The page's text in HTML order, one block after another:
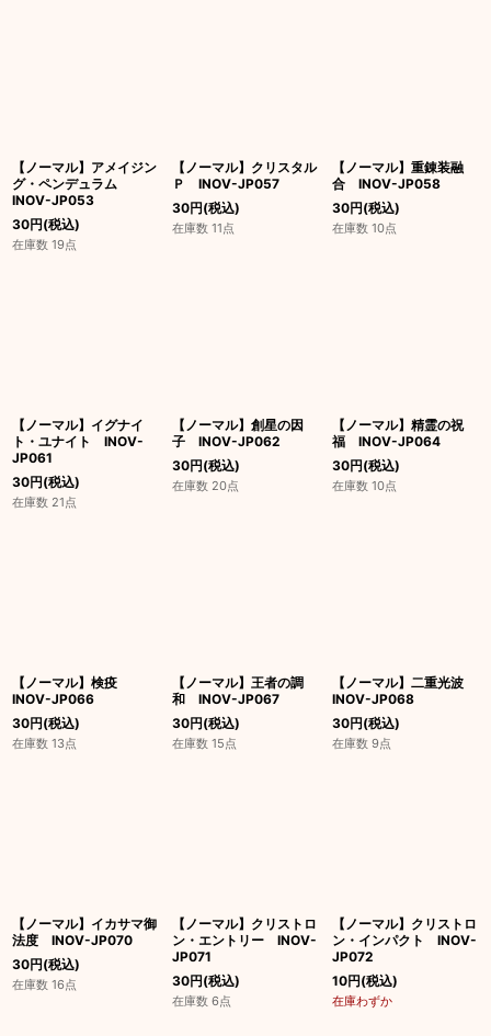
【ノーマル】アメイジン
グ・ペンデュラム
INOV-JP053
30円(税込)
在庫数 19点
【ノーマル】クリスタル
Ｐ INOV-JP057
30円(税込)
在庫数 11点
【ノーマル】重錬装融
合 INOV-JP058
30円(税込)
在庫数 10点
【ノーマル】イグナイ
ト・ユナイト INOV-
JP061
30円(税込)
在庫数 21点
【ノーマル】創星の因
子 INOV-JP062
30円(税込)
在庫数 20点
【ノーマル】精霊の祝
福 INOV-JP064
30円(税込)
在庫数 10点
【ノーマル】検疫
INOV-JP066
30円(税込)
在庫数 13点
【ノーマル】王者の調
和 INOV-JP067
30円(税込)
在庫数 15点
【ノーマル】二重光波
INOV-JP068
30円(税込)
在庫数 9点
【ノーマル】イカサマ御
法度 INOV-JP070
30円(税込)
在庫数 16点
【ノーマル】クリストロ
ン・エントリー INOV-
JP071
30円(税込)
在庫数 6点
【ノーマル】クリストロ
ン・インパクト INOV-
JP072
10円(税込)
在庫わずか